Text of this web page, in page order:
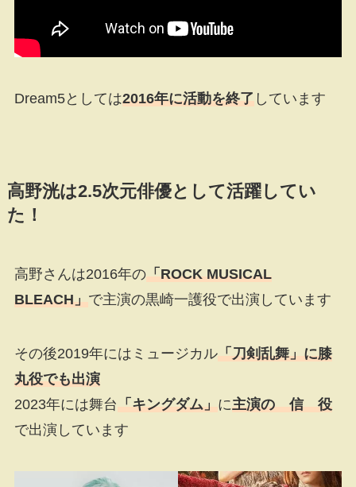
Dream5としては2016年に活動を終了 しています
高野洸は2.5次元俳優として活躍してい
た！
高野さんは2016年の「ROCK MUSICAL
BLEACH」 で主演の黒崎一護役で出演しています
その後2019年にはミュージカル「刀剣乱舞」に膝
丸役でも出演
2023年には舞台 「キングダム」 に主演の 信 役
で出演しています